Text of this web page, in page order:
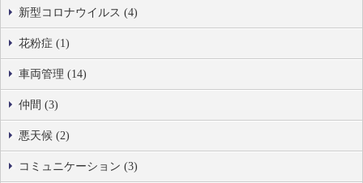
新型コロナウイルス (4)
花粉症 (1)
車両管理 (14)
仲間 (3)
悪天候 (2)
コミュニケーション (3)